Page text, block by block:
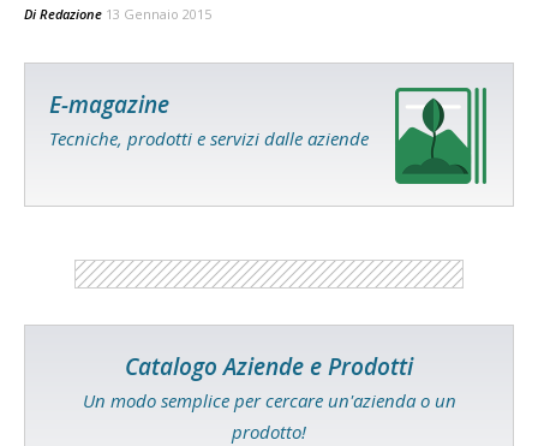
Di Redazione 13 Gennaio 2015
E-magazine
Tecniche, prodotti e servizi dalle aziende
Catalogo Aziende e Prodotti
Un modo semplice per cercare un'azienda o un
prodotto!